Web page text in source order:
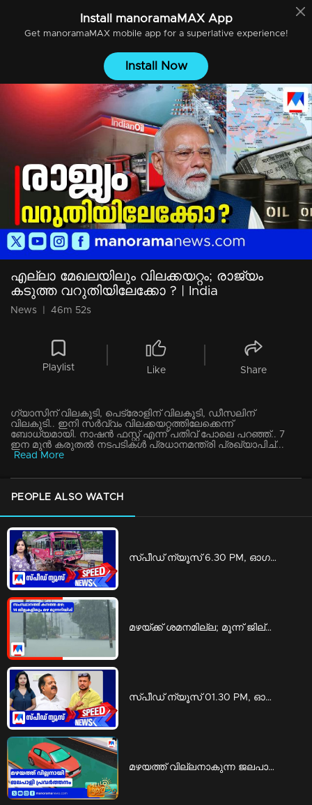
Install manoramaMAXApp
Get manoramaMAXmobile app for a superlative experience!
Install Now
എല്ലാ മേഖലയിലും വിലക്കയറ്റം; രാജ്യം
കടുത്ത വറുതിയിലേക്കോ ? | India
News 46m 52s
Playlist Like Share
ഗ്യാസിന് വിലകൂടി, പെട്രോളിന് വിലകൂടി, ഡീസലിന്
വിലകൂടി.. ഇനി സര്‍വ്വം വിലക്കയറ്റത്തിലേക്കെന്ന്
ബോധ്യമായി. നാഷന്‍ ഫസ്റ്റ് എന്ന് പതിവ് പോലെ പറഞ്ഞ്.. 7
ഇന മുന്‍ കരുതല്‍ നടപടികള്‍ പ്രധാനമന്ത്രി പ്രഖ്യാപിച്...
Read More
PEOPLE ALSO WATCH
സ്പീഡ് ന്യൂസ് 6.30 PM, ഓഗസ്റ്റ് 06, 2026 | Speed News
മഴയ്ക്ക് ശമനമില്ല; മൂന്ന് ജില്ലകളിൽ റെഡ് അലർട്ട് | Rain
സ്പീഡ് ന്യൂസ് 01.30 PM, ഓഗസ്റ്റ് 06, 2026 | Speed News
മഴയത്ത് വില്ലനാകുന്ന ജലപാളി പ്രവര്‍ത്തനം; അപകടത്തില്‍ പെടാതിരിക്കാന്‍ എന്ത് ചെയ്യാം | Rain accidents